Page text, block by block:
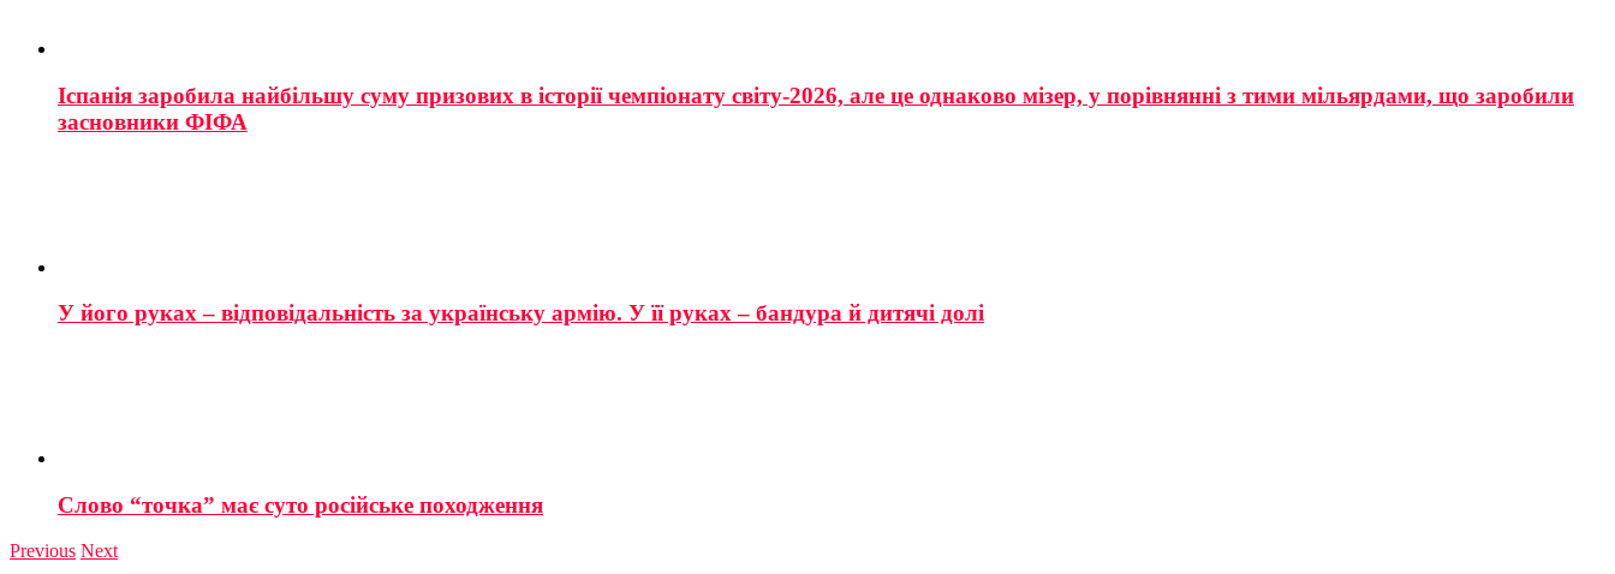
Іспанія заробила найбільшу суму призових в історії чемпіонату світу-2026, але це однаково мізер, у порівнянні з тими мільярдами, що заробили
засновники ФІФА
У його руках – відповідальність за українську армію. У її руках – бандура й дитячі долі
Слово “точка” має суто російське походження
Previous Next